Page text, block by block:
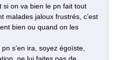
si on va bien le pn fait tout
malades jaloux frustrés, c’est
bien ou quand on les
s’en ira, soyez égoïste,